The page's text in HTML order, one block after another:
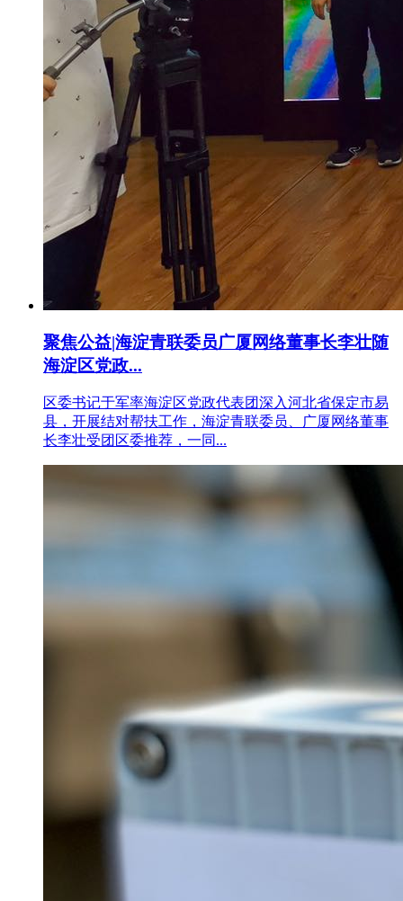
聚焦公益|海淀青联委员广厦网络董事长李壮随
海淀区党政...
区委书记于军率海淀区党政代表团深入河北省保定市易
县，开展结对帮扶工作，海淀青联委员、广厦网络董事
长李壮受团区委推荐，一同...